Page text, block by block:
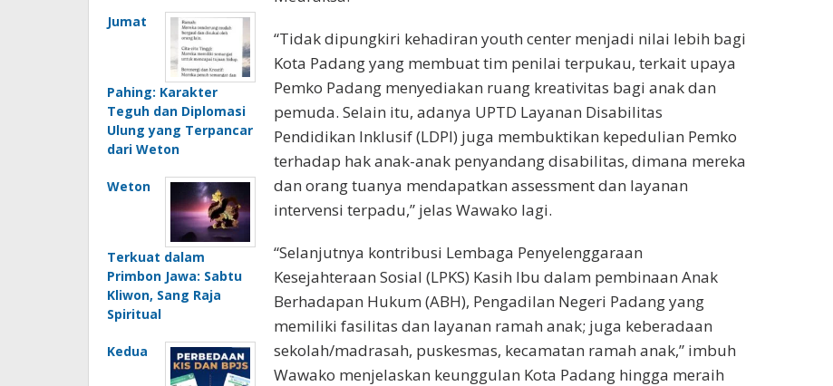
program BPJS
Kesehatan dengan KIS
Tersebut memiliki
perbedaan.
Pengertian Akting
dan Tujuan Akting
dalam Seni
Pertunjukan
Mengenal Weton
dengan Neptu 10:
Makna dan Pengaruh
Penghargaan Kabupaten/Kota Layak Anak (KLA) 2023 kepada 360
Kabupaten/Kota, yang terdiri dari 19 kategori Utama, 76 kategori
Nindya, 130 kategori Madya, 135 kategori Pratama, serta
Penghargaan Provinsi Layak Anak (PROVILA) kepada 14 Provinsi.